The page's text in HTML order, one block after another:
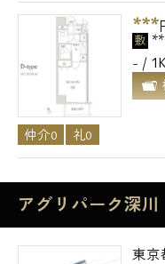
***
敷
- /
仲介0 礼0
アグリパーク深川
東京